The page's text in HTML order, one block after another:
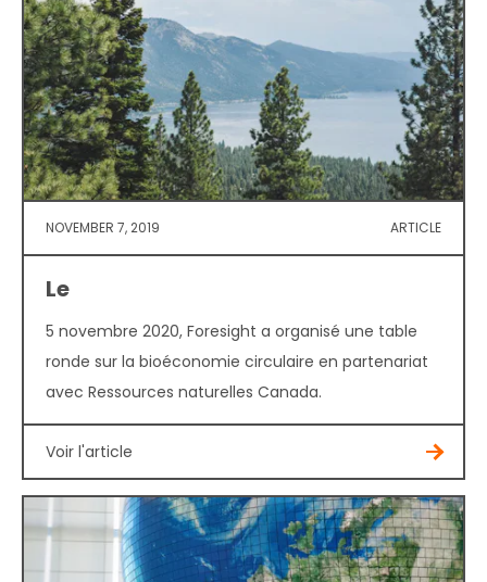
NOVEMBER 7, 2019 ARTICLE
Le
5 novembre 2020, Foresight a organisé une table
ronde sur la bioéconomie circulaire en partenariat
avec Ressources naturelles Canada.
Voir l'article